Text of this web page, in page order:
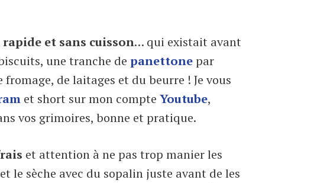
et sans cuisson… qui existait avant
une tranche de panettonepar
fromage, de laitages et du beurre ! Je vous
et short sur mon compte Youtube,
vos grimoires, bonne et pratique.
et attention à ne pas trop manier les
le sèche avec du sopalin juste avant de les